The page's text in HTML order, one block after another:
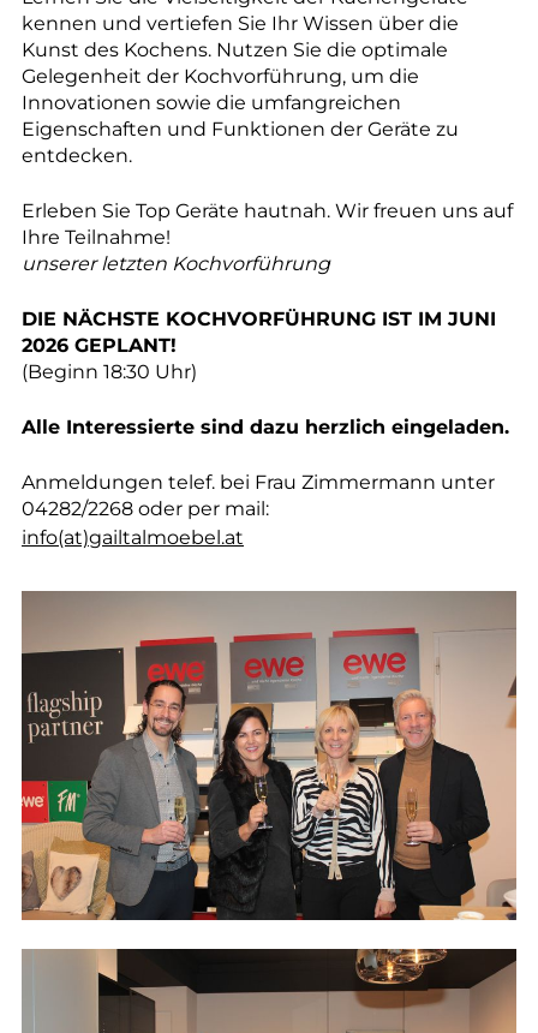
kennen und vertiefen Sie Ihr Wissen über die
Kunst des Kochens. Nutzen Sie die optimale
Gelegenheit der Kochvorführung, um die
Innovationen sowie die umfangreichen
Eigenschaften und Funktionen der Geräte zu
entdecken.
Erleben Sie Top Geräte hautnah. Wir freuen uns auf
Ihre Teilnahme!
unserer letzten Kochvorführung
DIE NÄCHSTE KOCHVORFÜHRUNG IST IM JUNI
2026 GEPLANT!
(Beginn 18:30 Uhr)
Alle Interessierte sind dazu herzlich eingeladen.
Anmeldungen telef. bei Frau Zimmermann unter
04282/2268 oder per mail:
info(at)gailtalmoebel.at